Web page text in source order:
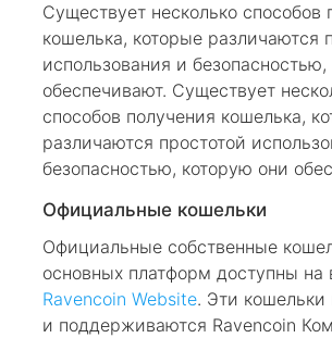
Существует несколько способов
кошелька, которые различаются
использования и
обеспечивают. Существует
способов получения кошелька,
различаются простотой
безопасностью, которую они
Официальные кошельки
Официальные собственные
основных платформ доступны на
Ravencoin Website. Эти кошельки
и поддерживаются Ravencoin